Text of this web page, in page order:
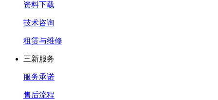
资料下载
技术咨询
租赁与维修
三新服务
服务承诺
售后流程